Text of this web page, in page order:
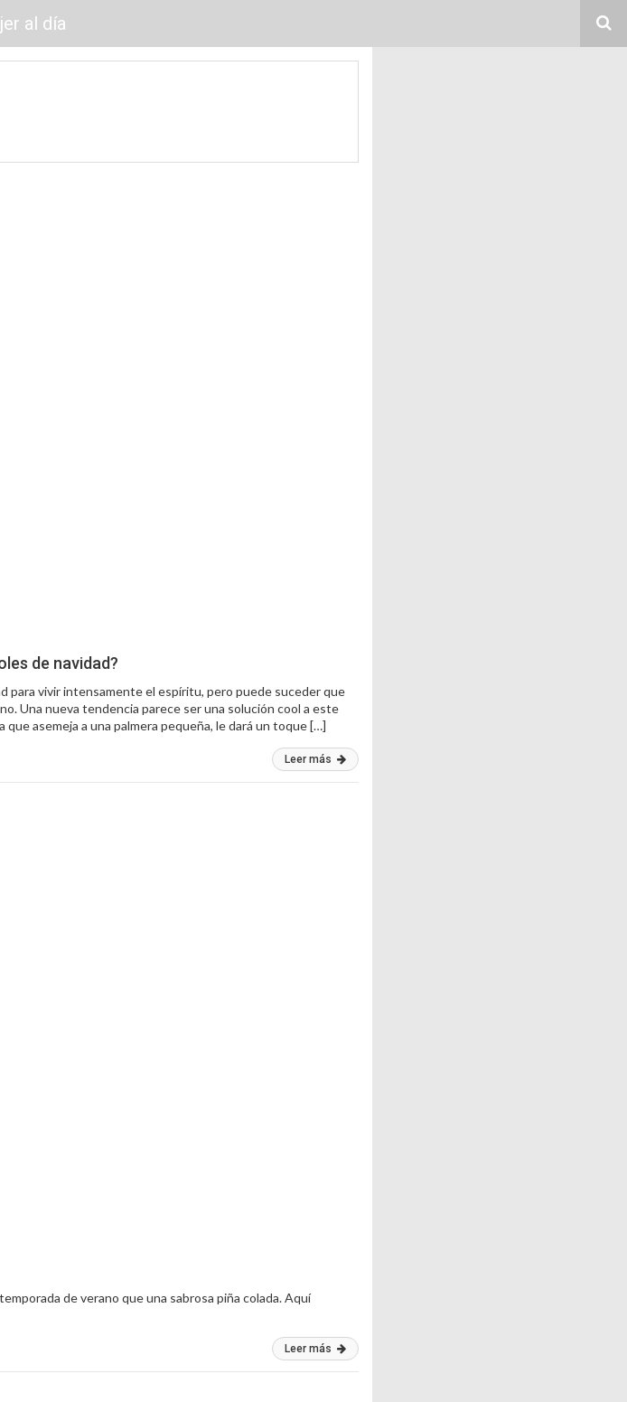
al día
de navidad?
para vivir intensamente el espíritu, pero puede suceder que
Una nueva tendencia parece ser una solución cool a este
asemeja a una palmera pequeña, le dará un toque […]
Leer más
de verano que una sabrosa piña colada. Aquí
Leer más